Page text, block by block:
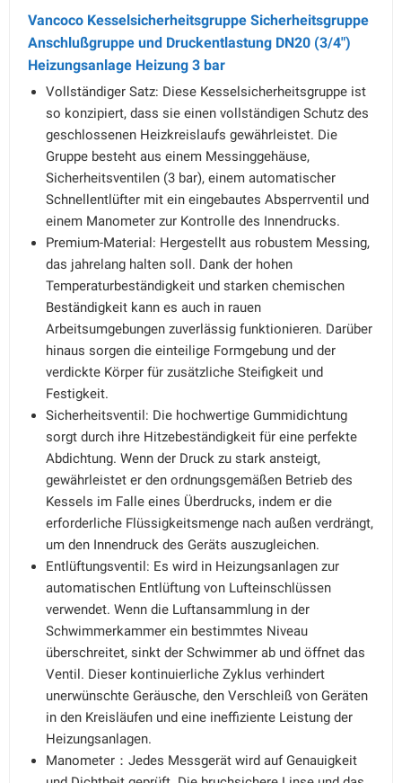
Vancoco Kesselsicherheitsgruppe Sicherheitsgruppe
Anschlußgruppe und Druckentlastung DN20 (3/4")
Heizungsanlage Heizung 3 bar
Vollständiger Satz: Diese Kesselsicherheitsgruppe ist
so konzipiert, dass sie einen vollständigen Schutz des
geschlossenen Heizkreislaufs gewährleistet. Die
Gruppe besteht aus einem Messinggehäuse,
Sicherheitsventilen (3 bar), einem automatischer
Schnellentlüfter mit ein eingebautes Absperrventil und
einem Manometer zur Kontrolle des Innendrucks.
Premium-Material: Hergestellt aus robustem Messing,
das jahrelang halten soll. Dank der hohen
Temperaturbeständigkeit und starken chemischen
Beständigkeit kann es auch in rauen
Arbeitsumgebungen zuverlässig funktionieren. Darüber
hinaus sorgen die einteilige Formgebung und der
verdickte Körper für zusätzliche Steifigkeit und
Festigkeit.
Sicherheitsventil: Die hochwertige Gummidichtung
sorgt durch ihre Hitzebeständigkeit für eine perfekte
Abdichtung. Wenn der Druck zu stark ansteigt,
gewährleistet er den ordnungsgemäßen Betrieb des
Kessels im Falle eines Überdrucks, indem er die
erforderliche Flüssigkeitsmenge nach außen verdrängt,
um den Innendruck des Geräts auszugleichen.
Entlüftungsventil: Es wird in Heizungsanlagen zur
automatischen Entlüftung von Lufteinschlüssen
verwendet. Wenn die Luftansammlung in der
Schwimmerkammer ein bestimmtes Niveau
überschreitet, sinkt der Schwimmer ab und öffnet das
Ventil. Dieser kontinuierliche Zyklus verhindert
unerwünschte Geräusche, den Verschleiß von Geräten
in den Kreisläufen und eine ineffiziente Leistung der
Heizungsanlagen.
Manometer：Jedes Messgerät wird auf Genauigkeit